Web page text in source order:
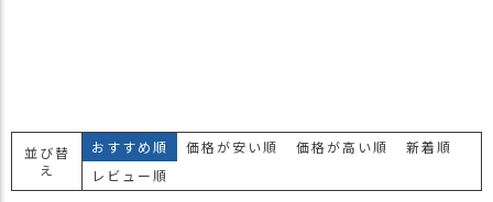
並び替
え
おすすめ順 価格が安い順 価格が高い順
新着順
レビュー順